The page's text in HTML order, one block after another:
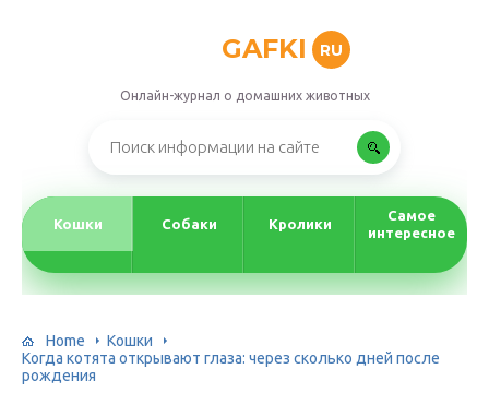
GAFKI RU
Онлайн-журнал о домашних животных
Кошки Собаки Кролики
Самое
интересное
Home
Кошки
Когда котята открывают глаза: через сколько дней после
рождения